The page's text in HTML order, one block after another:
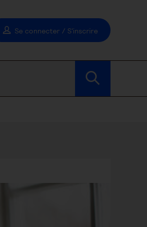
Se connecter / S'inscrire